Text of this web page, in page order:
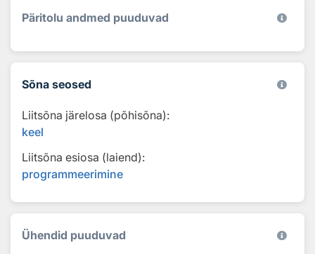
Päritolu andmed puuduvad
Sõna seosed
Liitsõna järelosa (põhisõna):
keel
Liitsõna esiosa (laiend):
programmeerimine
Ühendid puuduvad